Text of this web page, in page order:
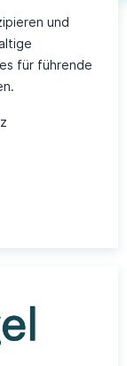
und
für führende